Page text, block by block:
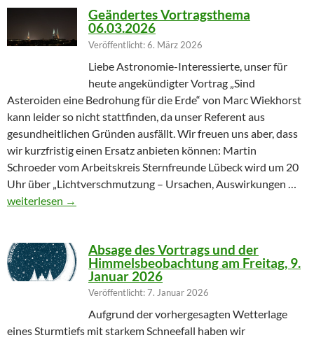
Geändertes Vortragsthema
06.03.2026
Veröffentlicht: 6. März 2026
Liebe Astronomie-Interessierte, unser für
heute angekündigter Vortrag „Sind
Asteroiden eine Bedrohung für die Erde“ von Marc Wiekhorst
kann leider so nicht stattfinden, da unser Referent aus
gesundheitlichen Gründen ausfällt. Wir freuen uns aber, dass
wir kurzfristig einen Ersatz anbieten können: Martin
Schroeder vom Arbeitskreis Sternfreunde Lübeck wird um 20
Uhr über „Lichtverschmutzung – Ursachen, Auswirkungen …
Geändertes Vortragsthema 06.03.2026
weiterlesen →
Absage des Vortrags und der
Himmelsbeobachtung am Freitag, 9.
Januar 2026
Veröffentlicht: 7. Januar 2026
Aufgrund der vorhergesagten Wetterlage
eines Sturmtiefs mit starkem Schneefall haben wir